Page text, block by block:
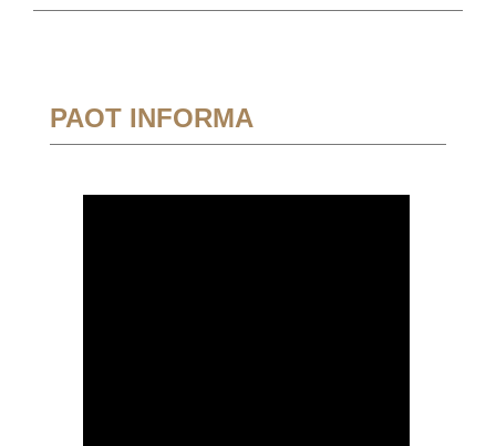
PAOT INFORMA